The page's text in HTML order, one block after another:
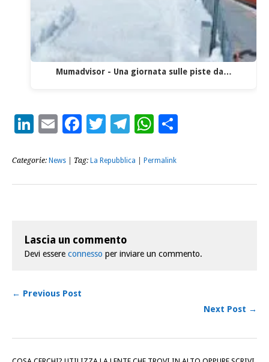
Mumadvisor - Una giornata sulle piste da…
LinkedIn
EmailFacebook
Twitter
Telegram
WhatsApp
Categorie: News | Tag: La Repubblica Permalink
Lascia un commento
Devi essere connesso per inviare un commento.
← Previous Post
Next Post →